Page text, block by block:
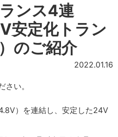
ンス4連
安定化トラン
のご紹介
2022.01.16
い。
）を連結し、安定した24V